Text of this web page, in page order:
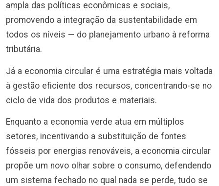
ampla das políticas econômicas e sociais,
promovendo a integração da sustentabilidade em
todos os níveis — do planejamento urbano à reforma
tributária.
Já a economia circular é uma estratégia mais voltada
à gestão eficiente dos recursos, concentrando-se no
ciclo de vida dos produtos e materiais.
Enquanto a economia verde atua em múltiplos
setores, incentivando a substituição de fontes
fósseis por energias renováveis, a economia circular
propõe um novo olhar sobre o consumo, defendendo
um sistema fechado no qual nada se perde, tudo se